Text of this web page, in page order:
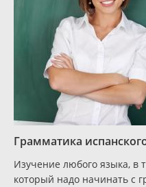
Грамматика
Изучение любого языка, в
который надо начинать с